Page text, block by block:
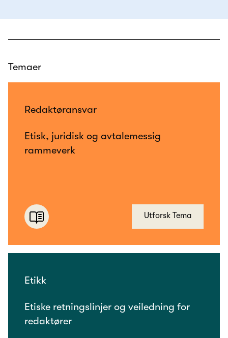
Temaer
Redaktøransvar
Etisk, juridisk og avtalemessig
rammeverk
Utforsk Tema
Etikk
Etiske retningslinjer og veiledning for
redaktører